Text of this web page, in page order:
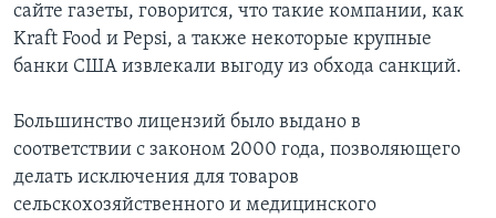
сайте газеты, говорится, что такие компании, как
Kraft Food и Pepsi, а также некоторые крупные
банки США извлекали выгоду из обхода санкций.
Большинство лицензий было выдано в
соответствии с законом 2000 года, позволяющего
делать исключения для товаров
сельскохозяйственного и медицинского